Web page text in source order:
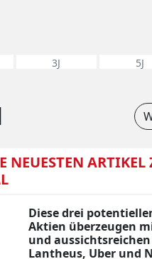
3J 5J
NEUESTEN
Diese drei
Aktien überzeugen
und
Lantheus, Uber und